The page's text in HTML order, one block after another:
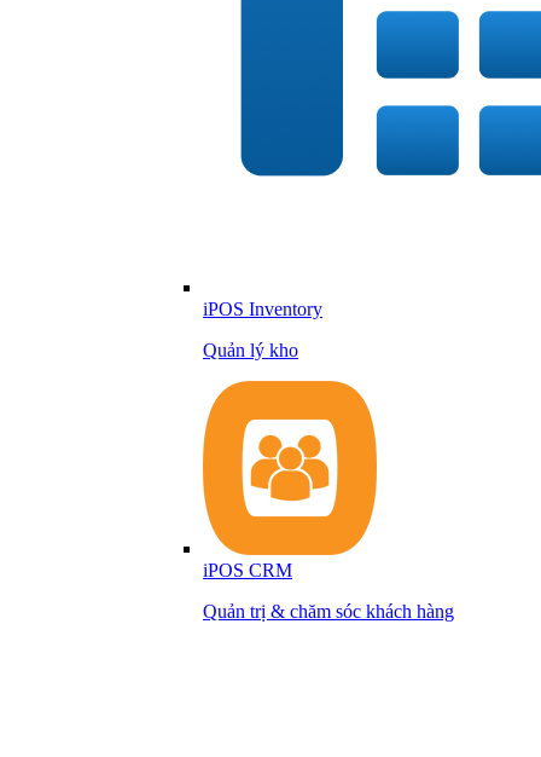
iPOS Inventory
Quản lý kho
iPOS CRM
Quản trị & chăm sóc khách hàng